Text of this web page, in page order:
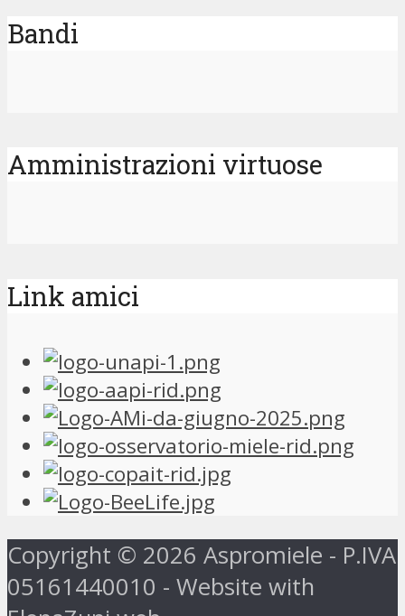
Bandi
Amministrazioni virtuose
Link amici
Copyright © 2026 Aspromiele - P.IVA
05161440010 - Website with